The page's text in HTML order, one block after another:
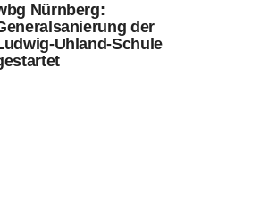
Nürnberg:
der
Uhland-Schule